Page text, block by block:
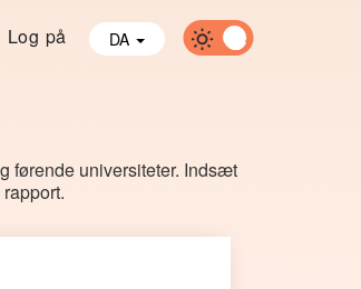
Log på DA
førende universiteter. Indsæt